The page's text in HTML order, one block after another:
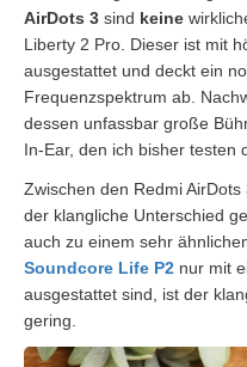
AirDots 3 sind keine
Liberty 2 Pro. Dieser ist mit
ausgestattet und deckt ein
Frequenzspektrum ab.
dessen unfassbar große
In-Ear, den ich bisher testen
Zwischen den Redmi AirDots
der klangliche Unterschied
auch zu einem sehr
Soundcore Life P2 nur mit
ausgestattet sind, ist der
gering.